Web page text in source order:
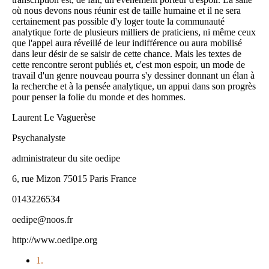
où nous devons nous réunir est de taille humaine et il ne sera
certainement pas possible d'y loger toute la communauté
analytique forte de plusieurs milliers de praticiens, ni même ceux
que l'appel aura réveillé de leur indifférence ou aura mobilisé
dans leur désir de se saisir de cette chance. Mais les textes de
cette rencontre seront publiés et, c'est mon espoir, un mode de
travail d'un genre nouveau pourra s'y dessiner donnant un élan à
la recherche et à la pensée analytique, un appui dans son progrès
pour penser la folie du monde et des hommes.
Laurent Le Vaguerèse
Psychanalyste
administrateur du site oedipe
6, rue Mizon 75015 Paris France
0143226534
oedipe@noos.fr
http://www.oedipe.org
1.